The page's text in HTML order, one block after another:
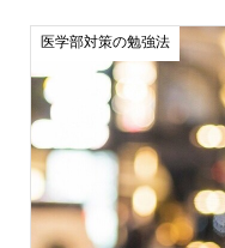
医学部対策の勉強法